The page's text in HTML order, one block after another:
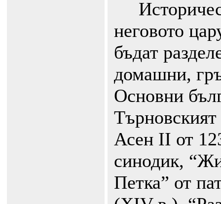
неговото
бъдат
домашни,
Основни
Асен II от
синодик,
Петка” от